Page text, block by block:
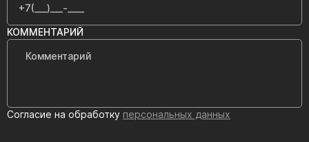
КОММЕНТАРИЙ
Согласие на обработку персональных данных